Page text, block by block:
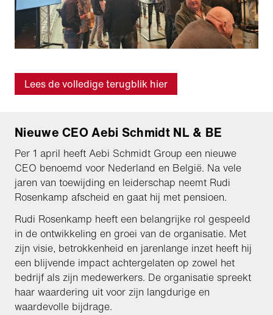
Lees de volledige terugblik hier
Nieuwe CEO Aebi Schmidt NL & BE
Per 1 april heeft Aebi Schmidt Group een nieuwe
CEO benoemd voor Nederland en België. Na vele
jaren van toewijding en leiderschap neemt Rudi
Rosenkamp afscheid en gaat hij met pensioen.
Rudi Rosenkamp heeft een belangrijke rol gespeeld
in de ontwikkeling en groei van de organisatie. Met
zijn visie, betrokkenheid en jarenlange inzet heeft hij
een blijvende impact achtergelaten op zowel het
bedrijf als zijn medewerkers. De organisatie spreekt
haar waardering uit voor zijn langdurige en
waardevolle bijdrage.